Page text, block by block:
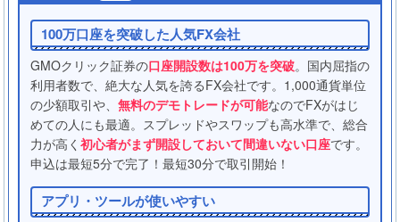
100万口座を突破した人気FX会社
GMOクリック証券の口座開設数は100万を突破。国内屈指の
利用者数で、絶大な人気を誇るFX会社です。1,000通貨単位
の少額取引や、 無料のデモトレードが可能なのでFXがはじ
めての人にも最適。スプレッドやスワップも高水準で、総合
力が高く 初心者がまず開設しておいて間違いない口座です。
申込は最短5分で完了！最短30分で取引開始！
アプリ・ツールが使いやすい